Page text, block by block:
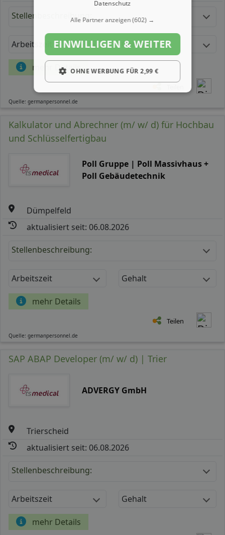
Stellenbeschreibung:
Arbeitszeit Gehalt
mehr Details
Quelle: germanpersonnel.de
Kalkulator und Abrechner (m/ w/ d) für Hochbau
und Schlüsselfertigbau
Poll Gruppe | Poll Massivhaus +
Poll Gebäudetechnik
Dümpelfeld
aktualisiert seit: 06.08.2026
Stellenbeschreibung:
Arbeitszeit Gehalt
mehr Details
Teilen
Quelle: germanpersonnel.de
SAP ABAP Developer (m/ w/ d) | Trier
ADVERGY GmbH
Trierscheid
aktualisiert seit: 06.08.2026
Stellenbeschreibung:
Arbeitszeit Gehalt
mehr Details
Datenschutz
Alle Partner anzeigen(602) →
EINWILLIGEN & WEITER
OHNE WERBUNG FÜR 2,99 €